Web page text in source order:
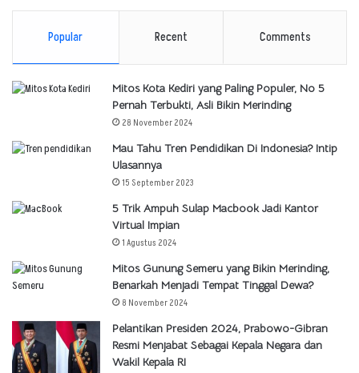
Popular Recent Comments
Mitos Kota Kediri yang Paling Populer, No 5
Pernah Terbukti, Asli Bikin Merinding
28 November 2024
Mau Tahu Tren Pendidikan Di Indonesia? Intip
Ulasannya
15 September 2023
5 Trik Ampuh Sulap Macbook Jadi Kantor
Virtual Impian
1 Agustus 2024
Mitos Gunung Semeru yang Bikin Merinding,
Benarkah Menjadi Tempat Tinggal Dewa?
8 November 2024
Pelantikan Presiden 2024, Prabowo-Gibran
Resmi Menjabat Sebagai Kepala Negara dan
Wakil Kepala RI